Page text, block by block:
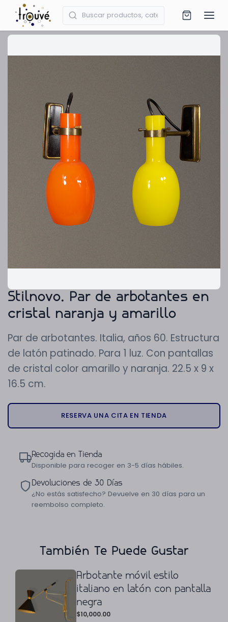
Stilnovo. Par de arbotantes en
cristal naranja y amarillo
Par de arbotantes. Italia, años 60. Estructura
de latón patinado. Para 1 luz. Con pantallas
de cristal color amarillo y naranja. 22.5 x 9 x
16.5 cm.
RESERVA UNA CITA EN TIENDA
Recogida en Tienda
Disponible para recoger en 3-5 días hábiles.
Devoluciones de 30 Días
¿No estás satisfecho? Devuelve en 30 días para un
reembolso completo.
También Te Puede Gustar
Arbotante móvil estilo
italiano en latón con pantalla
negra
$10,000.00